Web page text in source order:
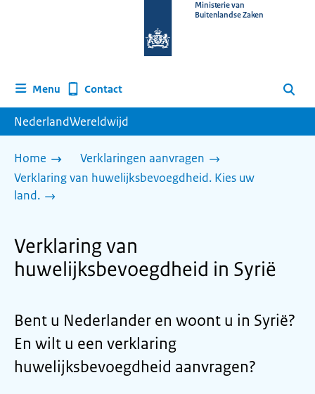
homepage
Ministerie van
Buitenlandse Zaken
Menu Contact Zoeken
NederlandWereldwijd
Home
Verklaringen aanvragen
Verklaring van huwelijksbevoegdheid. Kies uw
land.
Verklaring van
huwelijksbevoegdheid in Syrië
Bent u Nederlander en woont u in Syrië?
En wilt u een verklaring
huwelijksbevoegdheid aanvragen?